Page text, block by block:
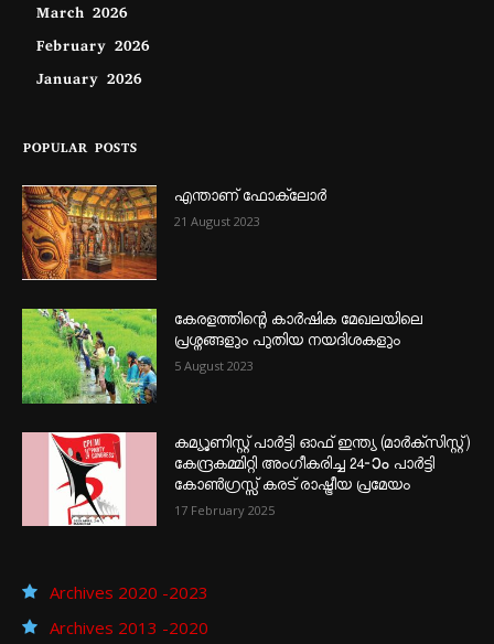
March 2026
February 2026
January 2026
POPULAR POSTS
എന്താണ്‌ ഫോക്‌ലോർ
21 August 2023
കേരളത്തിന്റെ കാർഷിക മേഖലയിലെ
പ്രശ്നങ്ങളും പുതിയ നയദിശകളും
5 August 2023
കമ്യൂണിസ്റ്റ് പാർട്ടി ഓഫ് ഇന്ത്യ (മാർക്സിസ്റ്റ്)
കേന്ദ്രകമ്മിറ്റി അംഗീകരിച്ച 24‐ാം പാർട്ടി
കോൺഗ്രസ്സ് കരട് രാഷ്ട്രീയ പ്രമേയം
17 February 2025
Archives 2020 -2023
Archives 2013 -2020